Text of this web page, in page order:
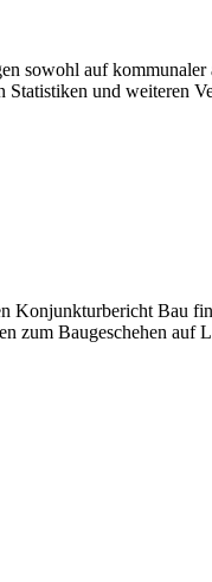
sowohl auf
und weiteren
Konjunkturbericht Bau
zum Baugeschehen auf